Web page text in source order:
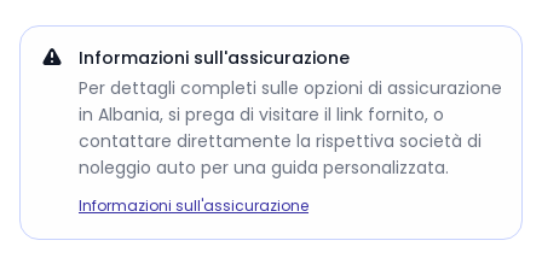
Informazioni sull'assicurazione
Per dettagli completi sulle opzioni di assicurazione
in Albania, si prega di visitare il link fornito, o
contattare direttamente la rispettiva società di
noleggio auto per una guida personalizzata.
Informazioni sull'assicurazione